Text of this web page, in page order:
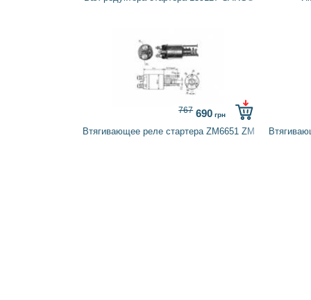
Втягивающее реле стартера ZM6651 ZM
767 690 грн